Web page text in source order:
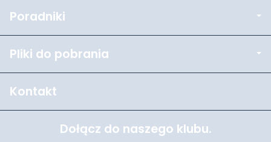
Poradniki
Pliki do pobrania
Kontakt
Dołącz do naszego klubu.